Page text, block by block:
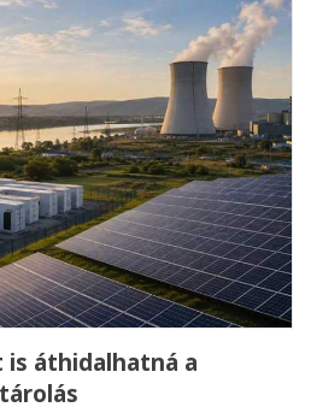
is áthidalhatná a